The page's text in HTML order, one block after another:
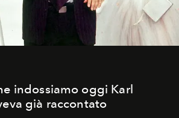
indossiamo oggi Karl
già raccontato